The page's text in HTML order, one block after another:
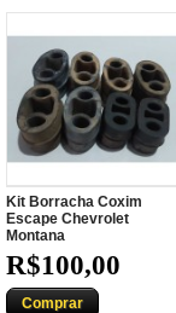
Kit Borracha Coxim
Escape Chevrolet
Montana
R$100,00
Comprar